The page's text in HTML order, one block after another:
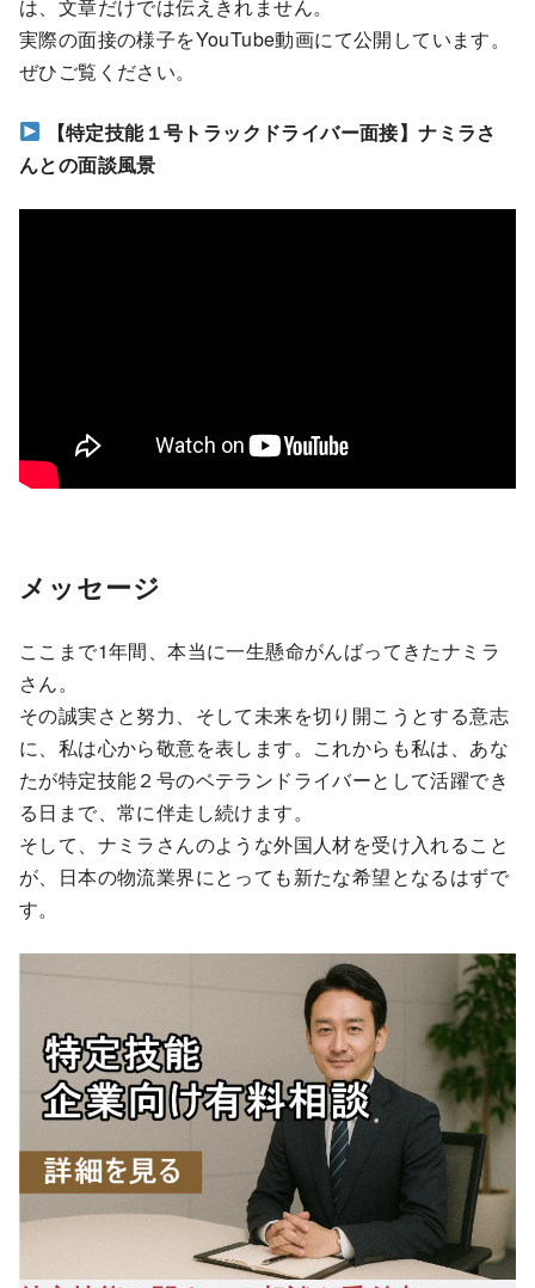
は、文章だけでは伝えきれません。
実際の面接の様子をYouTube動画にて公開しています。
ぜひご覧ください。
【特定技能１号トラックドライバー面接】ナミラさ
んとの面談風景
メッセージ
ここまで1年間、本当に一生懸命がんばってきたナミラ
さん。
その誠実さと努力、そして未来を切り開こうとする意志
に、私は心から敬意を表します。これからも私は、あな
たが特定技能２号のベテランドライバーとして活躍でき
る日まで、常に伴走し続けます。
そして、ナミラさんのような外国人材を受け入れること
が、日本の物流業界にとっても新たな希望となるはずで
す。